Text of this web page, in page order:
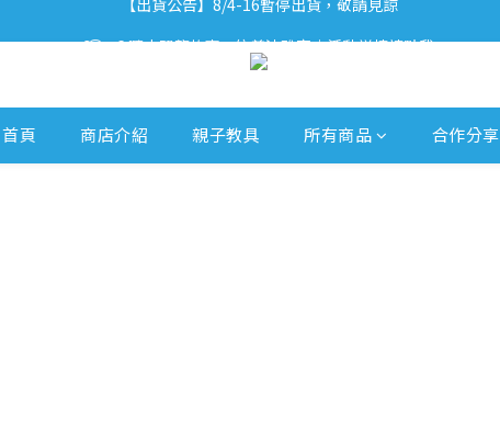
【出貨公告】8/4-16暫停出貨，敬請見諒
ʕ•͡ᴥ•ʔ 【優惠相報】登入會員享更多優惠。
【出貨公告】8/4-16暫停出貨，敬請見諒
首頁 商店介紹 親子教具 所有商品 合作分享